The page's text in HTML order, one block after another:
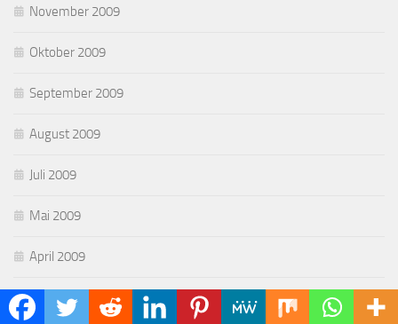
November 2009
Oktober 2009
September 2009
August 2009
Juli 2009
Mai 2009
April 2009
März 2009